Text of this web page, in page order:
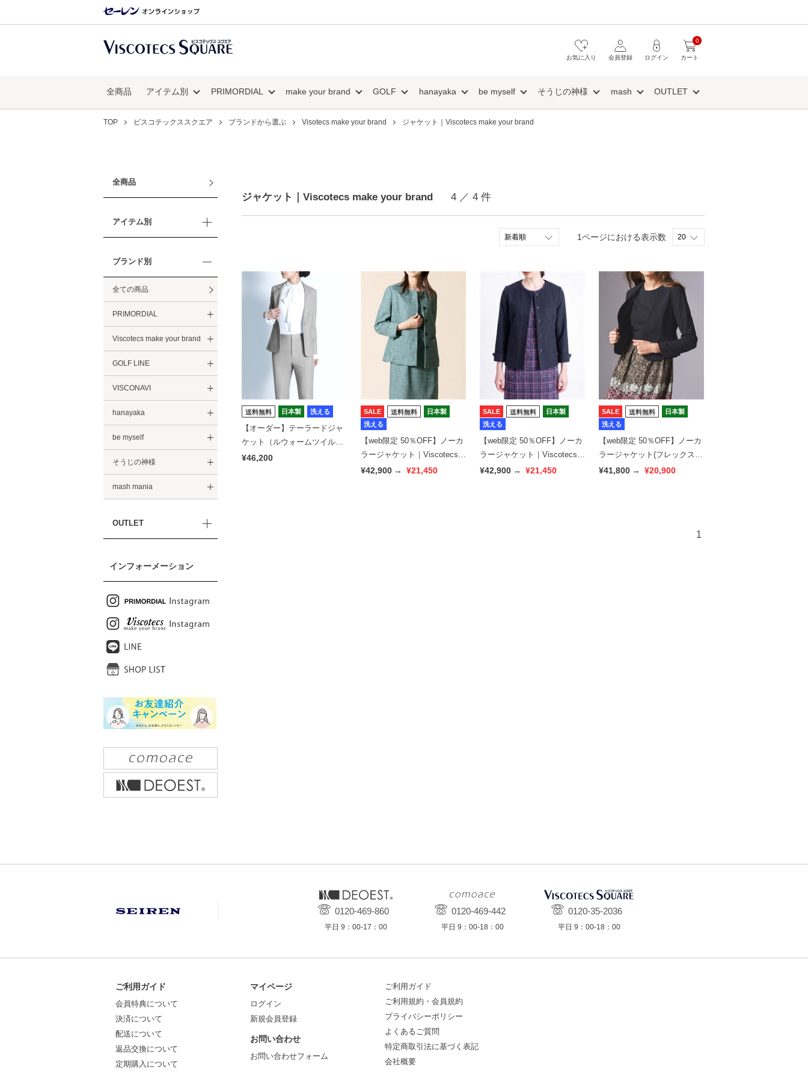
カート
0
ログイン
会員登録
お気に入り
全商品 アイテム別 PRIMORDIAL make your brand GOLF hanayaka be myself そうじの神様 mash OUTLET
TOP ビスコテックススクエア ブランドから選ぶ Visotecs make your brand ジャケット｜Viscotecs make your brand
全商品
アイテム別
ブランド別
全ての商品
PRIMORDIAL
Viscotecs make your brand
GOLF LINE
VISCONAVI
hanayaka
be myself
そうじの神様
mash mania
OUTLET
インフォーメーション
ジャケット｜Viscotecs make your brand 4 ／ 4 件
1ページにおける表示数
送料無料 日本製 洗える
【オーダー】テーラードジャ
ケット（ルウォームツイル）
｜Viscotecs make your brand
¥46,200
SALE 送料無料
日本製
洗える
【web限定 50％OFF】ノーカ
ラージャケット｜Viscotecs
make your brand
¥42,900 → ¥21,450
SALE 送料無料
日本製
洗える
【web限定 50％OFF】ノーカ
ラージャケット｜Viscotecs
make your brand
¥42,900 → ¥21,450
SALE 送料無料
日本製
洗える
【web限定 50％OFF】ノーカ
ラージャケット(フレックスム
ーブ)｜Viscotecs make your
¥41,800 → ¥20,900
1
0120-469-860
平日 9：00-17：00
0120-469-442
平日 9：00-18：00
0120-35-2036
平日 9：00-18：00
ご利用ガイド
会員特典について
決済について
配送について
返品交換について
定期購入について
マイページ
ログイン
新規会員登録
お問い合わせ
お問い合わせフォーム
ご利用ガイド
ご利用規約・会員規約
プライバシーポリシー
よくあるご質問
特定商取引法に基づく表記
会社概要